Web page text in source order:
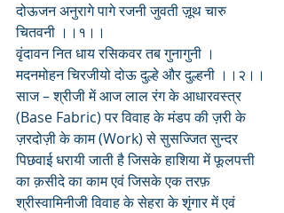
दोऊजन अनुरागे पागे रजनी जुवती ज़ूथ चारु
चितवनी ।।१।।
वृंदावन नित धाय रसिकवर तब गुनागुनी ।
मदनमोहन चिरजीयो दोऊ दुल्हे और दुल्हनी ।।२।।
साज – श्रीजी में आज लाल रंग के आधारवस्त्र
(Base Fabric) पर विवाह के मंडप की ज़री के
ज़रदोज़ी के काम (Work) से सुसज्जित सुन्दर
पिछवाई धरायी जाती है जिसके हाशिया में फूलपत्ती
का क़सीदे का काम एवं जिसके एक तरफ़
श्रीस्वामिनीजी विवाह के सेहरा के शृंगार में एवं